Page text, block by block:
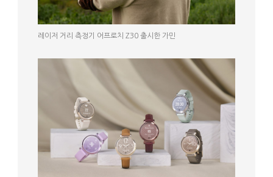
레이저 거리 측정기 어프로치 Z30 출시한 가민